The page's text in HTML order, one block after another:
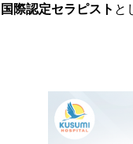
際認定セラピスト と